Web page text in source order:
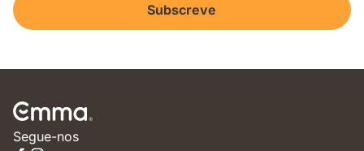
Subscreve
Segue-nos